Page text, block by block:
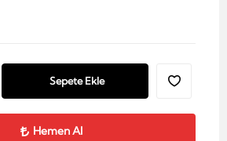
Sepete Ekle
Hemen Al